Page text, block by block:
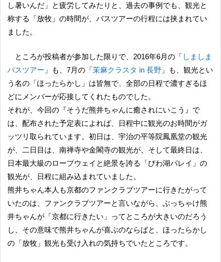
し暑いんだ」と疲労してみたりと、過去の事例でも、観光と
称する「放牧」の時間が、バスツアーの行程には挟まれてい
ました。
ところが投稿者が参加した限りで、2016年6月の「 しましま
バスツアー 」も、7月の「茉麻クラスタ in 長野 」も、観光とい
う名の「ほったらかし」は皆無で、全部の日程で濃すぎるほ
どにメンバーが応接してくれたものでした。
それが、今回の『そうだ熊井ちゃんに癒されにいこう』で
は、配布された予定表によれば、日程中に観光のお時間がガ
ッツリ取られています。初日は、宇治の平等院鳳凰堂の観光
が、二日目は、南禅寺や金閣寺の観光が、そして最終日は、
日本最大級のロープウェイと絶景を誇る「びわ湖バレイ」の
観光が、日程に組み込まれていました。
熊井ちゃん本人も京都のファンクラブツアーに行きたがって
いたのは、ファンクラブツアーと言いながら、ぶっちゃけ熊
井ちゃんが「京都に行きたい」ってところが大きいのだろう
し、その意味で熊井ちゃんが喜ぶのならばと、ほったらかし
の「放牧」観光も受け入れの気持ちでいたところです。